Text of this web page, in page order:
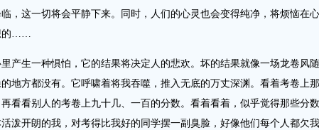
，这一切将会平静下来。同时，人们的心灵也会变得纯净，将烦恼在心
的……
生一种惧怕，它的结果将决定人的悲欢。坏的结果就像一场龙卷风
地方都没有。它呼啸着将我吞噬，推入无底的万丈深渊。看着考卷上
看看别人的考卷上九十几、一百的分数。看着看着，似乎觉得那些分
泼开朗的我，对考得比我好的同学摆一副臭脸，好像他们每个人都欠